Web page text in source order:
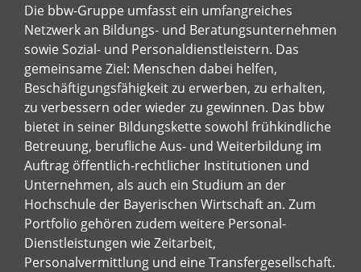
Die bbw-Gruppe umfasst ein umfangreiches
Netzwerk an Bildungs- und Beratungsunternehmen
sowie Sozial- und Personaldienstleistern. Das
gemeinsame Ziel: Menschen dabei helfen,
Beschäftigungsfähigkeit zu erwerben, zu erhalten,
zu verbessern oder wieder zu gewinnen. Das bbw
bietet in seiner Bildungskette sowohl frühkindliche
Betreuung, berufliche Aus- und Weiterbildung im
Auftrag öffentlich-rechtlicher Institutionen und
Unternehmen, als auch ein Studium an der
Hochschule der Bayerischen Wirtschaft an. Zum
Portfolio gehören zudem weitere Personal-
Dienstleistungen wie Zeitarbeit,
Personalvermittlung und eine Transfergesellschaft.